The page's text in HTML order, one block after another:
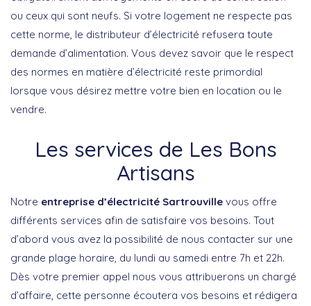
ou ceux qui sont neufs. Si votre logement ne respecte pas
cette norme, le distributeur d’électricité refusera toute
demande d’alimentation. Vous devez savoir que le respect
des normes en matière d’électricité reste primordial
lorsque vous désirez mettre votre bien en location ou le
vendre.
Les services de Les Bons
Artisans
Notre entreprise d’électricité Sartrouville vous offre
différents services afin de satisfaire vos besoins. Tout
d’abord vous avez la possibilité de nous contacter sur une
grande plage horaire, du lundi au samedi entre 7h et 22h.
Dès votre premier appel nous vous attribuerons un chargé
d’affaire, cette personne écoutera vos besoins et rédigera